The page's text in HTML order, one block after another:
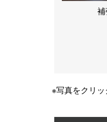
補
※写真をクリッ